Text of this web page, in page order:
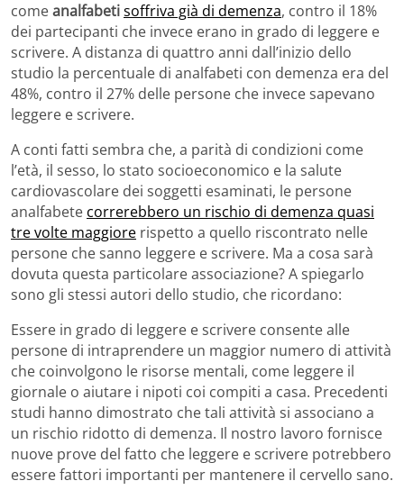
comeanalfabetisoffriva già di demenza, contro il 18%
dei partecipanti che invece erano in grado di leggere e
scrivere. A distanza di quattro anni dall’inizio dello
studio la percentuale di analfabeti con demenza era del
48%, contro il 27% delle persone che invece sapevano
leggere e scrivere.
A conti fatti sembra che, a parità di condizioni come
l’età, il sesso, lo stato socioeconomico e la salute
cardiovascolare dei soggetti esaminati, le persone
analfabete correrebbero un rischio di demenza quasi
tre volte maggiore rispetto a quello riscontrato nelle
persone che sanno leggere e scrivere. Ma a cosa sarà
dovuta questa particolare associazione? A spiegarlo
sono gli stessi autori dello studio, che ricordano:
Essere in grado di leggere e scrivere consente alle
persone di intraprendere un maggior numero di attività
che coinvolgono le risorse mentali, come leggere il
giornale o aiutare i nipoti coi compiti a casa. Precedenti
studi hanno dimostrato che tali attività si associano a
un rischio ridotto di demenza. Il nostro lavoro fornisce
nuove prove del fatto che leggere e scrivere potrebbero
essere fattori importanti per mantenere il cervello sano.